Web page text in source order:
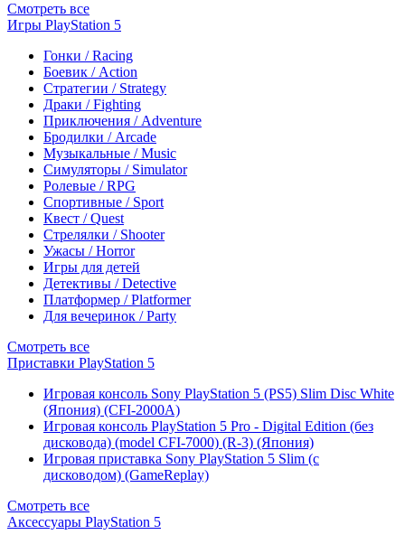
Смотреть все
Игры PlayStation 5
Гонки / Racing
Боевик / Action
Стратегии / Strategy
Драки / Fighting
Приключения / Adventure
Бродилки / Arcade
Музыкальные / Music
Симуляторы / Simulator
Ролевые / RPG
Спортивные / Sport
Квест / Quest
Стрелялки / Shooter
Ужасы / Horror
Игры для детей
Детективы / Detective
Платформер / Platformer
Для вечеринок / Party
Смотреть все
Приставки PlayStation 5
Игровая консоль Sony PlayStation 5 (PS5) Slim Disc White
(Япония) (CFI-2000A)
Игровая консоль PlayStation 5 Pro - Digital Edition (без
дисковода) (model CFI-7000) (R-3) (Япония)
Игровая приставка Sony PlayStation 5 Slim (с
дисководом) (GameReplay)
Смотреть все
Аксессуары PlayStation 5